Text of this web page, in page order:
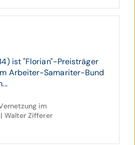
ist "Florian"-Preisträger
Arbeiter-Samariter-Bund
im
Walter Zifferer